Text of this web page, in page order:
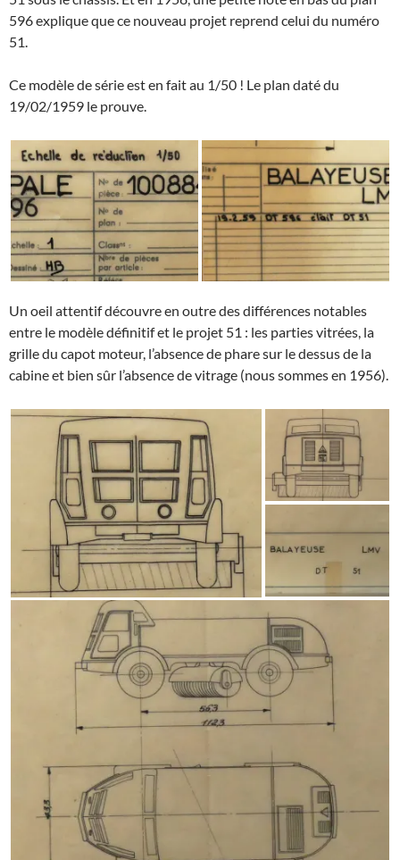
596 explique que ce nouveau projet reprend celui du numéro
51.
Ce modèle de série est en fait au 1/50 ! Le plan daté du
19/02/1959 le prouve.
Un oeil attentif découvre en outre des différences notables
entre le modèle définitif et le projet 51 : les parties vitrées, la
grille du capot moteur, l’absence de phare sur le dessus de la
cabine et bien sûr l’absence de vitrage (nous sommes en 1956).